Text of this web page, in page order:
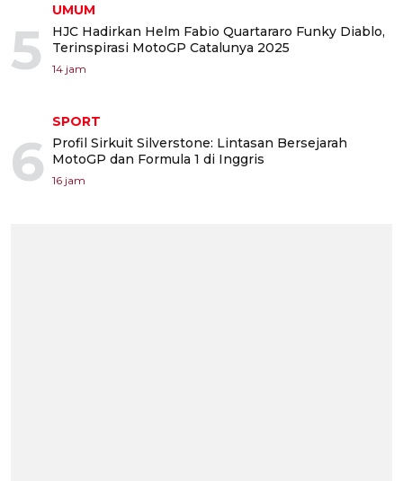
5
UMUM
HJC Hadirkan Helm Fabio Quartararo Funky Diablo,
Terinspirasi MotoGP Catalunya 2025
14 jam
6
SPORT
Profil Sirkuit Silverstone: Lintasan Bersejarah
MotoGP dan Formula 1 di Inggris
16 jam